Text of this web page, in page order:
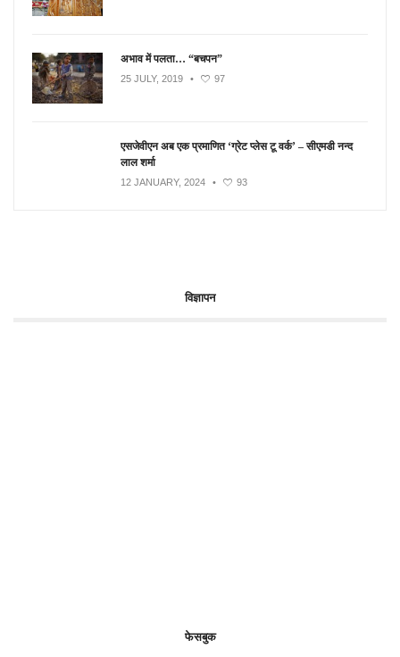
अभाव में पलता… “बचपन”
25 JULY, 2019 • 97
एसजेवीएन अब एक प्रमाणित ‘ग्रेट प्लेस टू वर्क’ – सीएमडी नन्द
लाल शर्मा
12 JANUARY, 2024 • 93
विज्ञापन
फेसबुक